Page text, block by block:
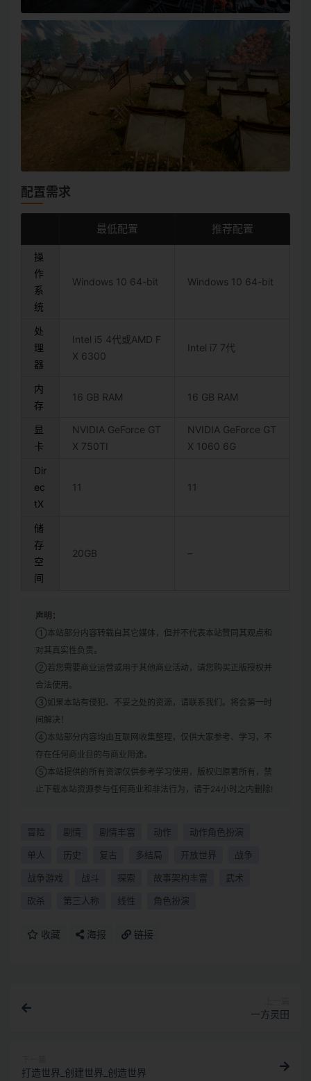
配置需求
最低配置 推荐配置
操
作
系
统
Windows 10 64-bit Windows 10 64-bit
处
理
器
Intel i5 4代或AMD F
X 6300
Intel i7 7代
内
存
16 GB RAM 16 GB RAM
显
卡
NVIDIA GeForce GT
X 750TI
NVIDIA GeForce GT
X 1060 6G
Dir
ec
tX
11 11
储
存
空
间
20GB –
声明：
①本站部分内容转载自其它媒体，但并不代表本站赞同其观点和
对其真实性负责。
②若您需要商业运营或用于其他商业活动，请您购买正版授权并
合法使用。
③如果本站有侵犯、不妥之处的资源，请联系我们。将会第一时
间解决！
④本站部分内容均由互联网收集整理，仅供大家参考、学习，不
存在任何商业目的与商业用途。
⑤本站提供的所有资源仅供参考学习使用，版权归原著所有，禁
止下载本站资源参与任何商业和非法行为，请于24小时之内删除!
冒险 剧情 剧情丰富 动作 动作角色扮演
单人 历史 复古 多结局 开放世界 战争
战争游戏 战斗 探索 故事架构丰富 武术
砍杀 第三人称 线性 角色扮演
收藏 海报 链接
一方灵田
打造世界_创建世界_创造世界